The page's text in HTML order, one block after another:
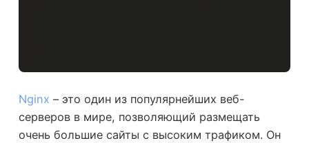
Nginx – это один из популярнейших веб-
серверов в мире, позволяющий размещать
очень большие сайты с высоким трафиком. Он